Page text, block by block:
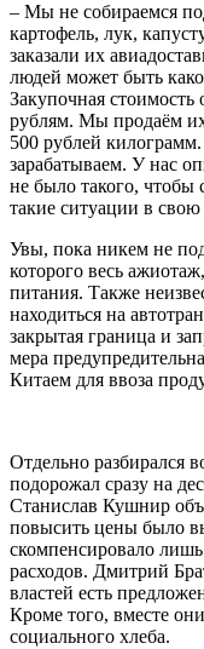
– Мы не собираемся
картофель, лук,
заказали их
людей может быть
Закупочная стоимость
рублям. Мы продаём
500 рублей
зарабатываем. У нас
не было такого, чтобы
такие ситуации в свою
Увы, пока никем не
которого весь
питания. Также
находиться на
закрытая граница и
мера
Китаем для ввоза
Отдельно разбирался
подорожал сразу на
Станислав Кушнир
повысить цены было
скомпенсировало
расходов. Дмитрий
властей есть
Кроме того, вместе
социального хлеба.